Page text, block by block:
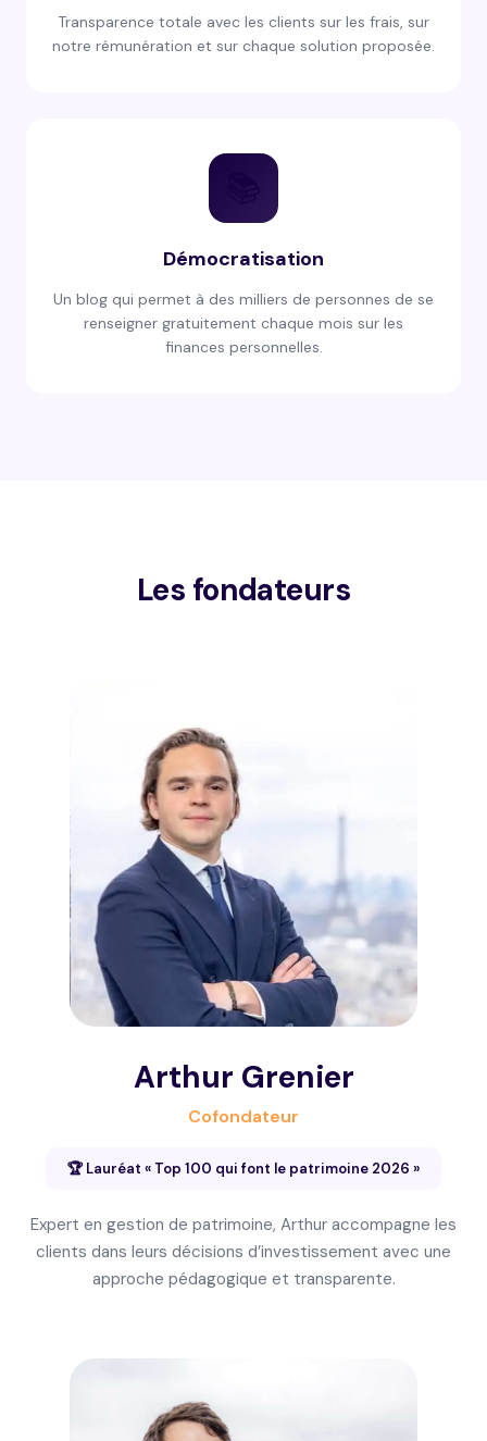
Transparence totale avec les clients sur les frais, sur
notre rémunération et sur chaque solution proposée.
Démocratisation
Un blog qui permet à des milliers de personnes de se
renseigner gratuitement chaque mois sur les
finances personnelles.
Les fondateurs
Arthur Grenier
Cofondateur
🏆 Lauréat « Top 100 qui font le patrimoine 2026 »
Expert en gestion de patrimoine, Arthur accompagne les
clients dans leurs décisions d’investissement avec une
approche pédagogique et transparente.